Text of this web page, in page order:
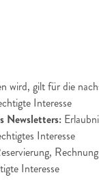
wird, gilt für die
Interesse
Newsletters:
Interesse
Interesse